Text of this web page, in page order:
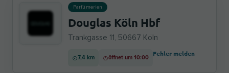
Parfümerien
Douglas Köln Hbf
Trankgasse 11, 50667 Köln
7,4 km öffnet um 10:00
Fehler melden